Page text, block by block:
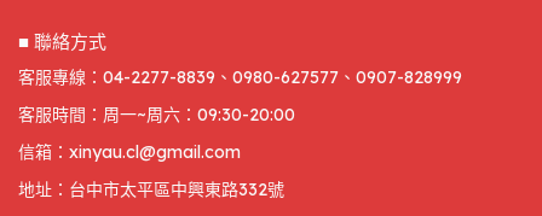
■ 聯絡方式
客服專線：04-2277-8839、0980-627577、0907-828999
客服時間：周一~周六：09:30-20:00
信箱：xinyau.cl@gmail.com
地址：台中市太平區中興東路332號